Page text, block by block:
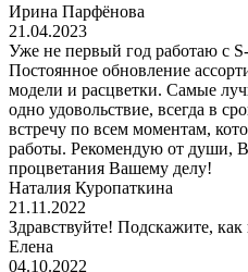
Ирина Парфёнова
21.04.2023
Уже не первый год работаю с
Постоянное обновление
модели и расцветки. Самые
одно удовольствие, всегда в
встречу по всем моментам,
работы. Рекомендую от души,
процветания Вашему делу!
Наталия Куропаткина
21.11.2022
Здравствуйте! Подскажите, как
Елена
04.10.2022